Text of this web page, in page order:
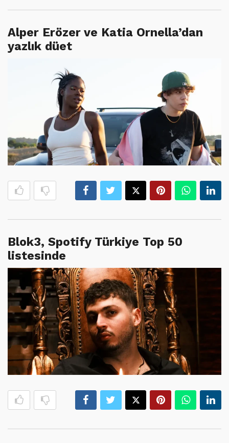
Alper Erözer ve Katia Ornella’dan
yazlık düet
Blok3, Spotify Türkiye Top 50
listesinde